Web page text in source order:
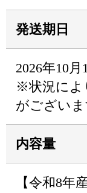
発送期日
2026年10
※状況によ
がござい
内容量
【令和8年